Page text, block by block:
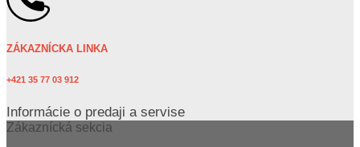
ZÁKAZNÍCKA LINKA
+421 35 77 03 912
Informácie o predaji a servise
Zákaznícká sekcia